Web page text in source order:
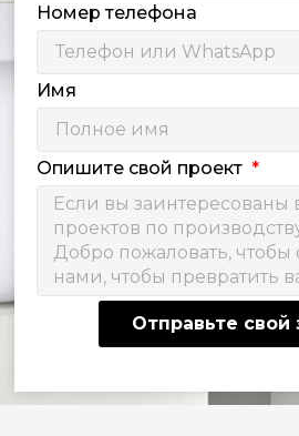
Номер телефона
Имя
Опишите свой проект
Отправьте свой